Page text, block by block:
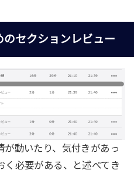
セクションレビュー
が動いたり、気付きがあっ
く必要がある、と述べてき